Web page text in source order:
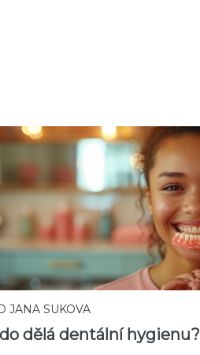
JANA SUKOVA
dělá dentální hygienu?